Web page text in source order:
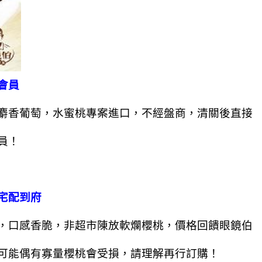
員
葡萄，水蜜桃專案進口，不經盤商，清關後直接
！
配到府
感香脆，非超市陳放軟爛櫻桃，價格回饋眼鏡伯
偶有寡量櫻桃會受損，請理解再行訂購！